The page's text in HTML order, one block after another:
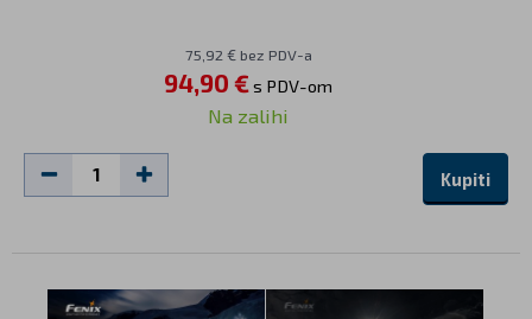
75,92 € bez PDV-a
94,90 €s PDV-om
Na zalihi
Kupiti